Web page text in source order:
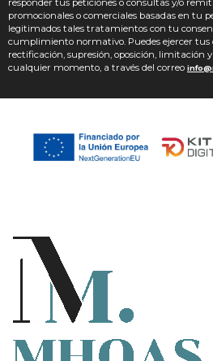
responder tus peticiones o consultas y/o
promocionales o comerciales basadas en tu
legitimados tales tratamientos con tu
cumplimiento normativo. Puedes ejercer tus
rectificación, supresión, oposición, limitación
cualquier momento, a través del correo